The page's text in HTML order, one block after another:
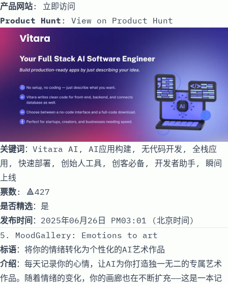
产品网站: 立即访问
Product Hunt : View on Product Hunt
关键词：Vitara AI, AI应用构建, 无代码开发, 全栈应
用, 快速部署, 创始人工具, 创客必备, 开发者助手, 瞬间
上线
票数: 🔺427
是否精选：是
发布时间 ：2025年06月26日 PM03:01 (北京时间)
5. MoodGallery: Emotions to art
标语：将你的情绪转化为个性化的AI艺术作品
介绍：每天记录你的心情，让AI为你打造独一无二的专属艺术
作品。随着情绪的变化，你的画廊也在不断扩充——这是一本记